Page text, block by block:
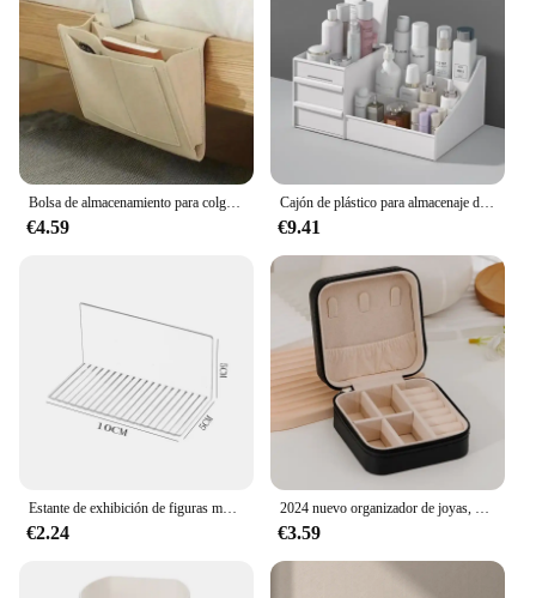
Bolsa de almacenamiento para colgar junto a la cama, caja de almacenamiento de pañuelos con control remoto para teléfono móvil, bolsa colgante para libros, artículos para el hogar diversos
€4.59
Cajón de plástico para almacenaje de maquillaje, estante de acabado para dormitorio, cosméticos, cuidado de la piel, tocador, caja de papelería de escritorio
€9.41
Estante de exhibición de figuras montado en la pared de acrílico transparente autoadhesivo, estante de almacenamiento de modelos de personajes, soporte de juguetes, soporte de aromaterapia
€2.24
2024 nuevo organizador de joyas, caja de joyería de PU de viaje, joyero portátil de viaje, organizador de almacenamiento, soporte para pendientes, regalo
€3.59